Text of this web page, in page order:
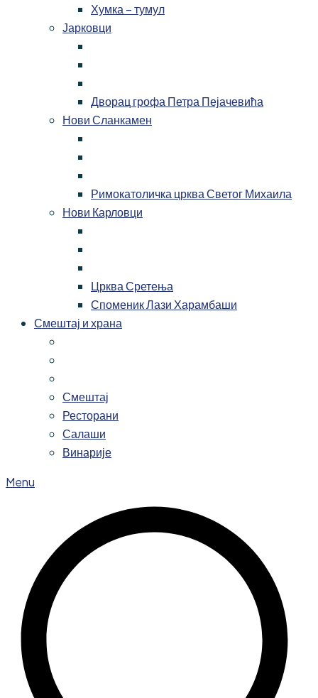
Хумка – тумул
Јарковци
Дворац грофа Петра Пејачевића
Нови Сланкамен
Римокатоличка црква Светог Михаила
Нови Карловци
Црква Сретења
Споменик Лази Харамбаши
Смештај и храна
Смештај
Ресторани
Салаши
Винарије
Menu